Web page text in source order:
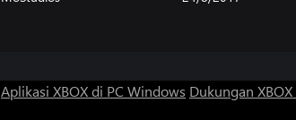
Aplikasi XBOX di PC Windows Dukungan XBOX